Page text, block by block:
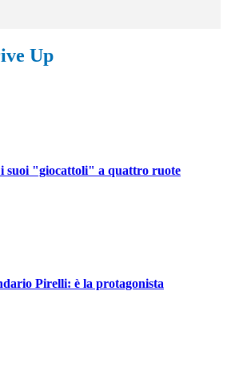
Up
suoi "giocattoli" a quattro ruote
Pirelli: è la protagonista